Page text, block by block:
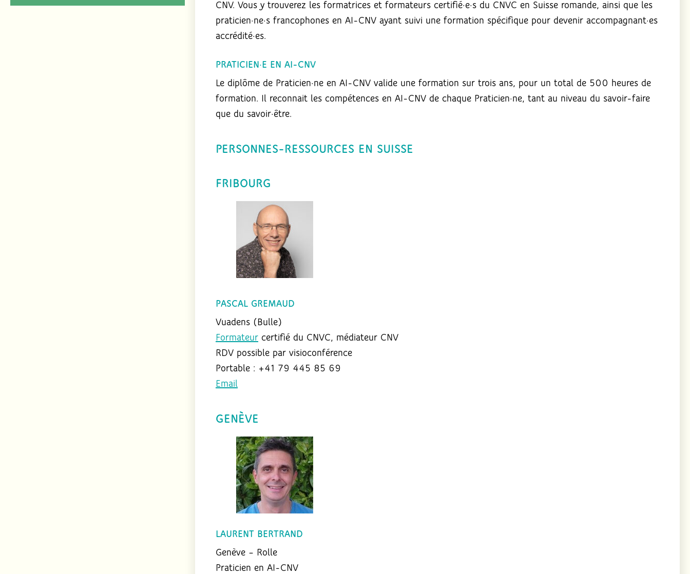
CNV. Vous y trouverez les formatrices et formateurs certifié·e·s du CNVC en Suisse romande, ainsi que les
praticien·ne·s francophones en AI-CNV ayant suivi une formation spécifique pour devenir accompagnant·es
accrédité·es.
PRATICIEN·E EN AI-CNV
Le diplôme de Praticien·ne en AI-CNV valide une formation sur trois ans, pour un total de 500 heures de
formation. Il reconnait les compétences en AI-CNV de chaque Praticien·ne, tant au niveau du savoir-faire
que du savoir·être.
PERSONNES-RESSOURCES EN SUISSE
FRIBOURG
PASCAL GREMAUD
Vuadens (Bulle)
Formateur certifié du CNVC, médiateur CNV
RDV possible par visioconférence
Portable : +41 79 445 85 69
Email
GENÈVE
LAURENT BERTRAND
Genève – Rolle
Praticien en AI-CNV